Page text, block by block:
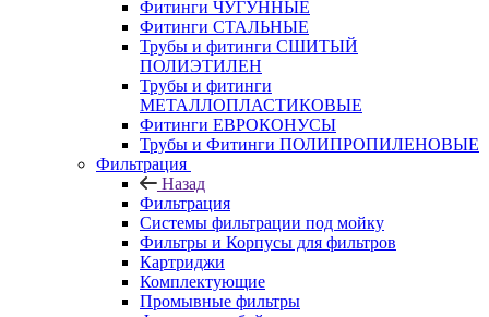
Фитинги ЧУГУННЫЕ
Фитинги СТАЛЬНЫЕ
Трубы и фитинги СШИТЫЙ
ПОЛИЭТИЛЕН
Трубы и фитинги
МЕТАЛЛОПЛАСТИКОВЫЕ
Фитинги ЕВРОКОНУСЫ
Трубы и Фитинги ПОЛИПРОПИЛЕНОВЫЕ
Фильтрация
Назад
Фильтрация
Системы фильтрации под мойку
Фильтры и Корпусы для фильтров
Картриджи
Комплектующие
Промывные фильтры